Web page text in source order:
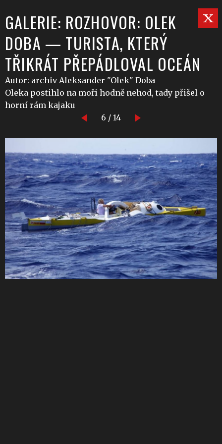
GALERIE: ROZHOVOR: OLEK
DOBA — TURISTA, KTERÝ
TŘIKRÁT PŘEPÁDLOVAL OCEÁN
Autor: archiv Aleksander "Olek" Doba
Oleka postihlo na moři hodně nehod, tady přišel o
horní rám kajaku
6 / 14